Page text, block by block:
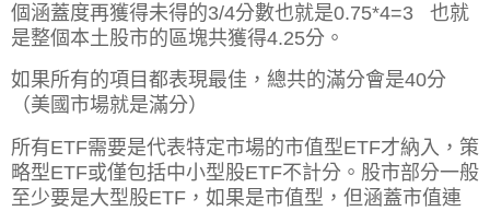
個涵蓋度再獲得未得的3/4分數也就是0.75*4=3 也就
是整個本土股市的區塊共獲得4.25分。
如果所有的項目都表現最佳，總共的滿分會是40分
（美國市場就是滿分）
所有ETF需要是代表特定市場的市值型ETF才納入，策
略型ETF或僅包括中小型股ETF不計分。 股市部分一般
至少要是大型股ETF，如果是市值型，但涵蓋市值連